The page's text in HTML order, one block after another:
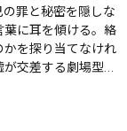
罪と秘密を隠しな
に耳を傾ける。絡
を探り当てなけれ
が交差する劇場型